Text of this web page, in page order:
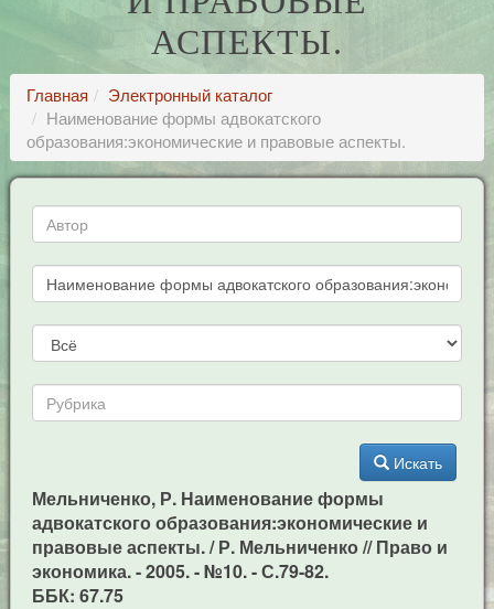
АСПЕКТЫ.
Главная
Электронный каталог
Наименование формы адвокатского
образования:экономические и правовые аспекты.
Искать
Мельниченко, Р. Наименование формы
адвокатского образования:экономические и
правовые аспекты. / Р. Мельниченко // Право и
экономика. - 2005. - №10. - С.79-82.
ББК: 67.75